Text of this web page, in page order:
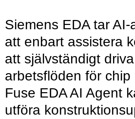
Siemens EDA tar
att enbart assistera
att självständigt
arbetsflöden för chip
Fuse EDA AI Agent
utföra